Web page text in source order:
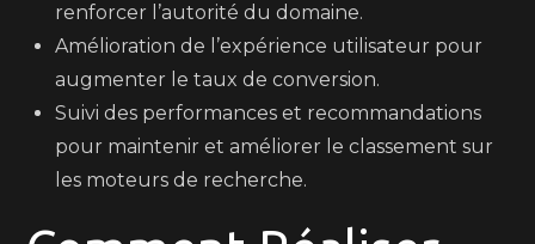
renforcer l’autorité du domaine.
Amélioration de l’expérience utilisateur pour
augmenter le taux de conversion.
Suivi des performances et recommandations
pour maintenir et améliorer le classement sur
les moteurs de recherche.